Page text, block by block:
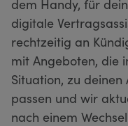
dem Handy, für
digitale
rechtzeitig an
mit Angeboten, die
Situation, zu
passen und wir
nach einem